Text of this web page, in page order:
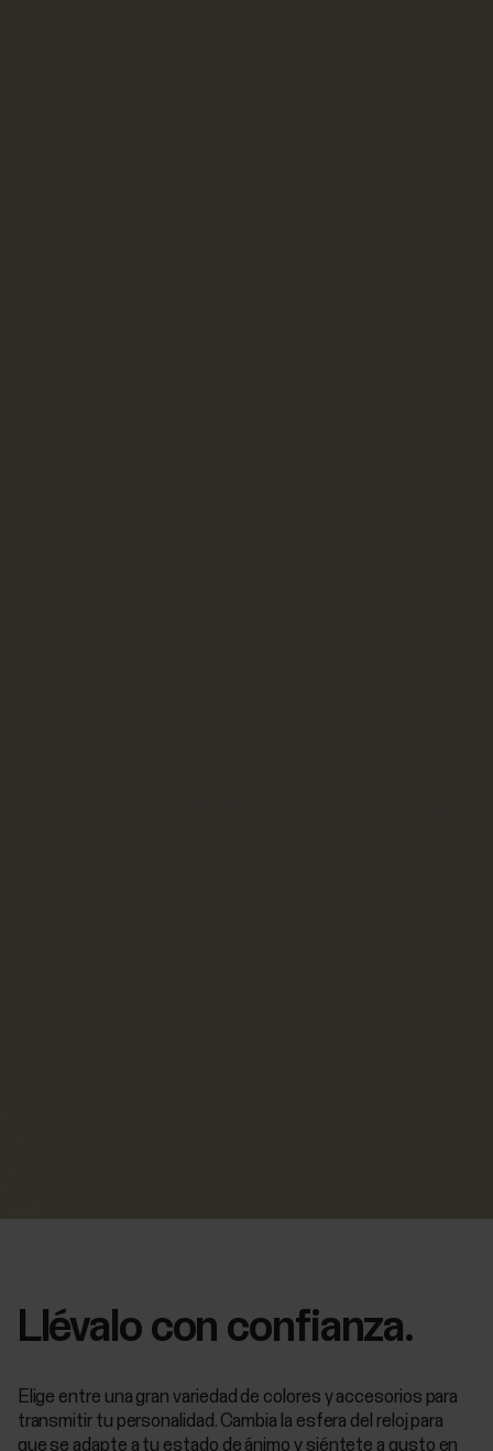
Llévalo con confianza.
Elige entre una gran variedad de colores y accesorios para
transmitir tu personalidad. Cambia la esfera del reloj para
que se adapte a tu estado de ánimo y siéntete a gusto en